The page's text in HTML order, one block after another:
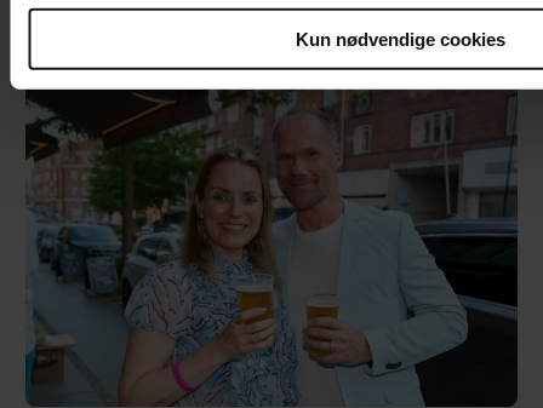
Kun nødvendige cookies
Se videoen: Jesper Buch som DJ på